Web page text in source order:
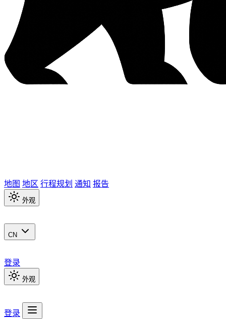
地图 地区 行程规划 通知 报告
外观
CN
登录
外观
登录